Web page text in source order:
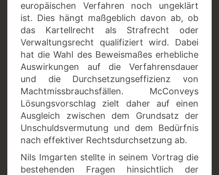
europäischen Verfahren noch ungeklärt
ist. Dies hängt maßgeblich davon ab, ob
das Kartellrecht als Strafrecht oder
Verwaltungsrecht qualifiziert wird. Dabei
hat die Wahl des Beweismaßes erhebliche
Auswirkungen auf die Verfahrensdauer
und die Durchsetzungseffizienz von
Machtmissbrauchsfällen. McConveys
Lösungsvorschlag zielt daher auf einen
Ausgleich zwischen dem Grundsatz der
Unschuldsvermutung und dem Bedürfnis
nach effektiver Rechtsdurchsetzung ab.
Nils Imgarten stellte in seinem Vortrag die
bestehenden Fragen hinsichtlich der